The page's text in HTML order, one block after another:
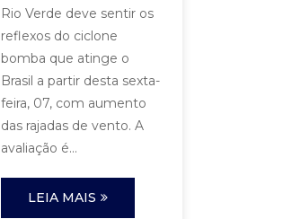
Rio Verde deve sentir os
reflexos do ciclone
bomba que atinge o
Brasil a partir desta sexta-
feira, 07, com aumento
das rajadas de vento. A
avaliação é...
LEIA MAIS